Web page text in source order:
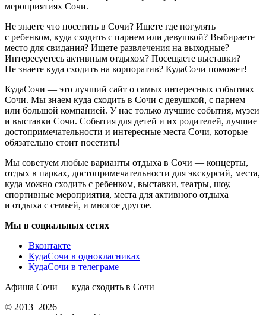
мероприятиях Сочи.
Не знаете что посетить в Сочи? Ищете где погулять
с ребенком, куда сходить с парнем или девушкой? Выбираете
место для свидания? Ищете развлечения на выходные?
Интересуетесь активным отдыхом? Посещаете выставки?
Не знаете куда сходить на корпоратив? КудаСочи поможет!
КудаСочи — это лучший сайт о самых интересных событиях
Сочи. Мы знаем куда сходить в Сочи с девушкой, с парнем
или большой компанией. У нас только лучшие события, музеи
и выставки Сочи. События для детей и их родителей, лучшие
достопримечательности и интересные места Сочи, которые
обязательно стоит посетить!
Мы советуем любые варианты отдыха в Сочи — концерты,
отдых в парках, достопримечательности для экскурсий, места,
куда можно сходить с ребенком, выставки, театры, шоу,
спортивные мероприятия, места для активного отдыха
и отдыха с семьей, и многое другое.
Мы в социальных сетях
Вконтакте
КудаСочи в однокласниках
КудаСочи в телеграме
Афиша Сочи — куда сходить в Сочи
© 2013–2026